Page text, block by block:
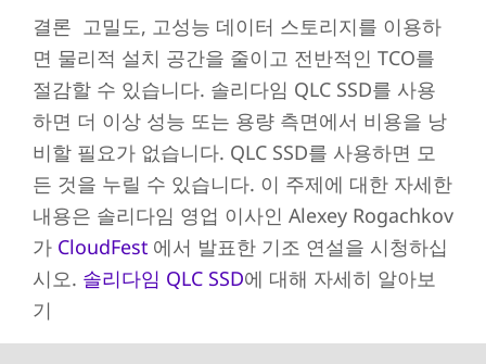
결론 고밀도, 고성능 데이터 스토리지를 이용하
면 물리적 설치 공간을 줄이고 전반적인 TCO를
절감할 수 있습니다. 솔리다임 QLC SSD를 사용
하면 더 이상 성능 또는 용량 측면에서 비용을 낭
비할 필요가 없습니다. QLC SSD를 사용하면 모
든 것을 누릴 수 있습니다. 이 주제에 대한 자세한
내용은 솔리다임 영업 이사인 Alexey Rogachkov
가 CloudFest에서 발표한 기조 연설을 시청하십
시오. 솔리다임 QLC SSD에 대해 자세히 알아보
기